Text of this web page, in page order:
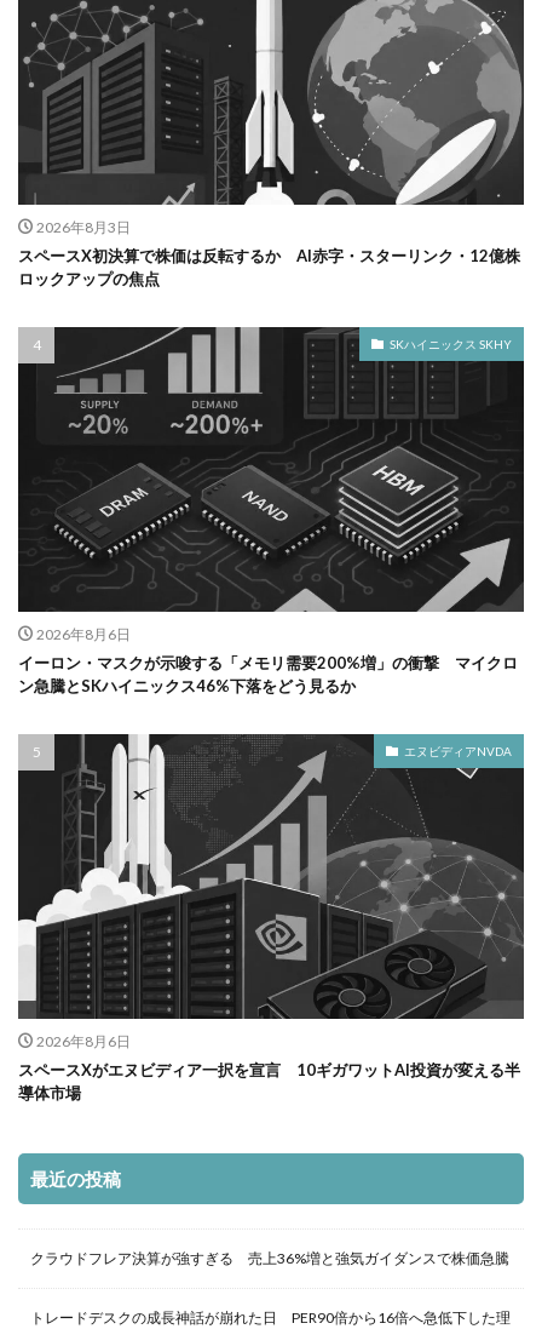
2026年8月3日
スペースX初決算で株価は反転するか AI赤字・スターリンク・12億株
ロックアップの焦点
SKハイニックス SKHY
2026年8月6日
イーロン・マスクが示唆する「メモリ需要200%増」の衝撃 マイクロ
ン急騰とSKハイニックス46%下落をどう見るか
エヌビディアNVDA
2026年8月6日
スペースXがエヌビディア一択を宣言 10ギガワットAI投資が変える半
導体市場
最近の投稿
クラウドフレア決算が強すぎる 売上36%増と強気ガイダンスで株価急騰
トレードデスクの成長神話が崩れた日 PER90倍から16倍へ急低下した理